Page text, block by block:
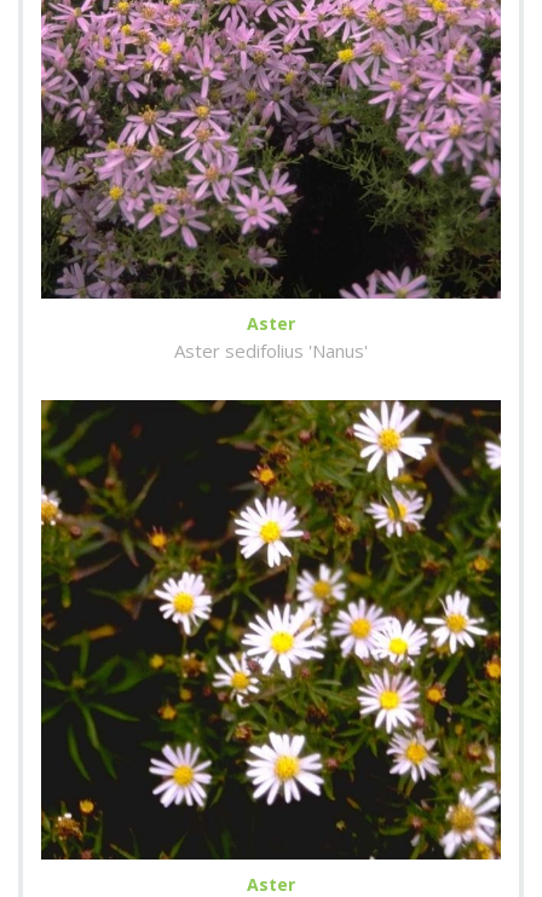
Aster
Aster sedifolius 'Nanus'
Aster